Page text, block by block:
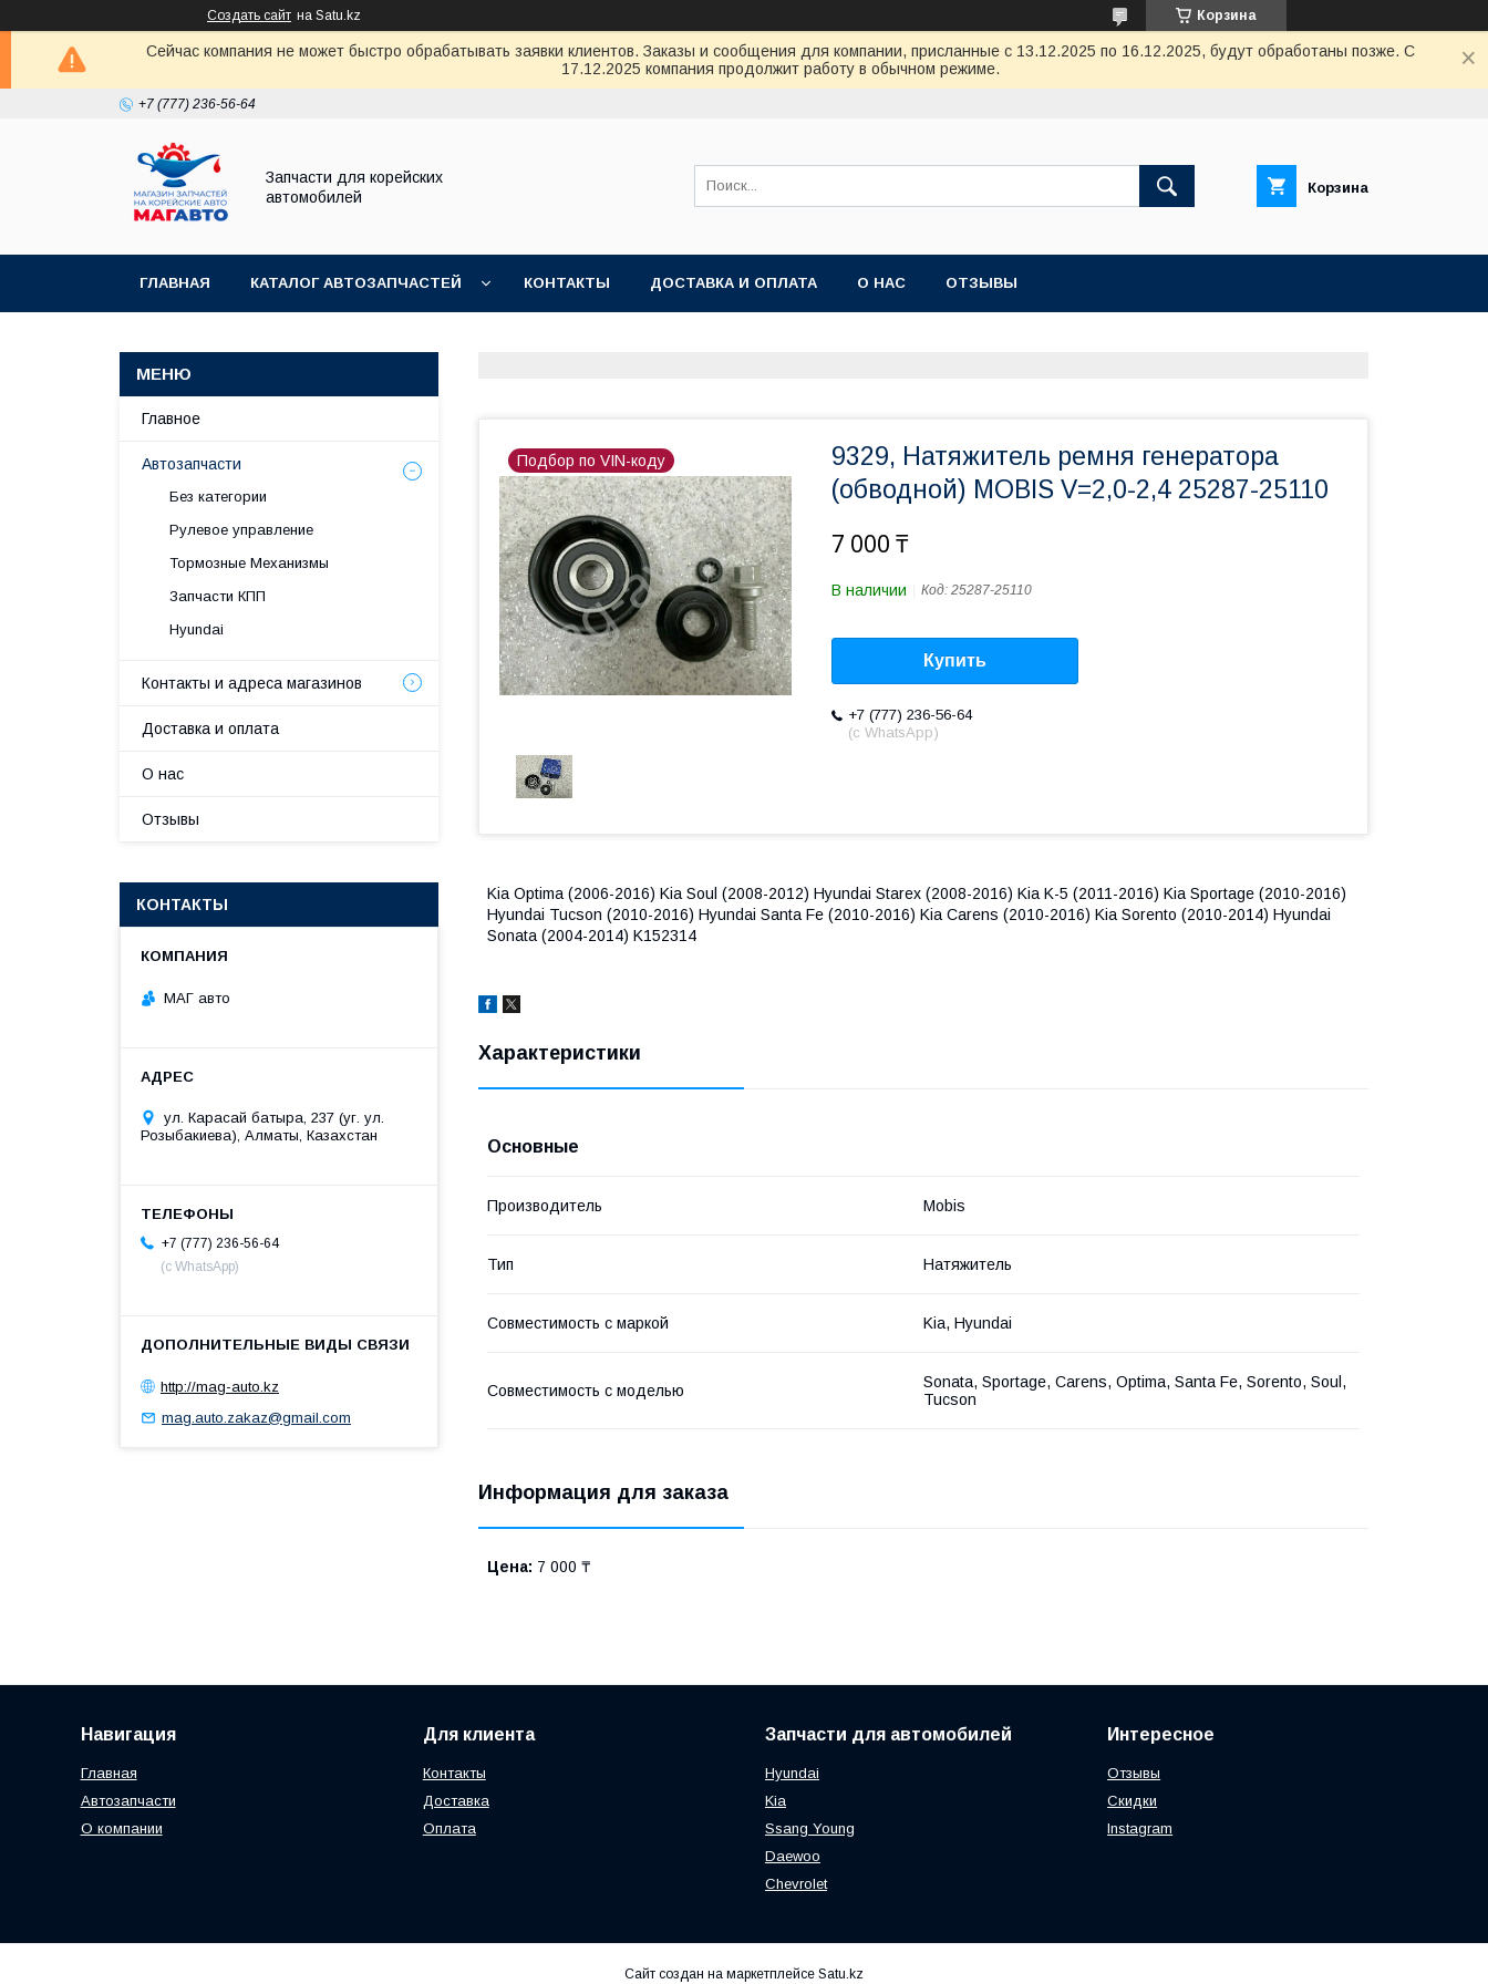
Создать сайт на Satu.kz Корзина
Сейчас компания не может быстро обрабатывать заявки клиентов. Заказы и сообщения для компании, присланные с 13.12.2025 по 16.12.2025, будут обработаны позже. С
17.12.2025 компания продолжит работу в обычном режиме.
+7 (777) 236-56-64
Запчасти для корейских
автомобилей
Корзина
ГЛАВНАЯ КАТАЛОГ АВТОЗАПЧАСТЕЙ КОНТАКТЫ ДОСТАВКА И ОПЛАТА О НАС ОТЗЫВЫ
Подбор по VIN-коду
9329, Натяжитель ремня генератора
(обводной) MOBIS V=2,0-2,4 25287-25110
7 000 ₸
В наличии Код: 25287-25110
Купить
+7 (777) 236-56-64
(с WhatsApp)
Kia Optima (2006-2016) Kia Soul (2008-2012) Hyundai Starex (2008-2016) Kia K-5 (2011-2016) Kia Sportage (2010-2016)
Hyundai Tucson (2010-2016) Hyundai Santa Fe (2010-2016) Kia Carens (2010-2016) Kia Sorento (2010-2014) Hyundai
Sonata (2004-2014) K152314
Характеристики
Основные
Производитель Mobis
Тип Натяжитель
Совместимость с маркой Kia, Hyundai
Совместимость с моделью
Sonata, Sportage, Carens, Optima, Santa Fe, Sorento, Soul,
Tucson
Информация для заказа
Цена: 7 000 ₸
Главное
Автозапчасти
Без категории
Рулевое управление
Тормозные Механизмы
Запчасти КПП
Hyundai
Контакты и адреса магазинов
Доставка и оплата
О нас
Отзывы
КОНТАКТЫ
МАГ авто
ул. Карасай батыра, 237 (уг. ул.
Розыбакиева), Алматы, Казахстан
+7 (777) 236-56-64
(с WhatsApp)
http://mag-auto.kz
mag.auto.zakaz@gmail.com
Навигация
Главная
Автозапчасти
О компании
Для клиента
Контакты
Доставка
Оплата
Запчасти для автомобилей
Hyundai
Kia
Ssang Young
Daewoo
Chevrolet
Интересное
Отзывы
Скидки
Instagram
Сайт создан на маркетплейсе Satu.kz